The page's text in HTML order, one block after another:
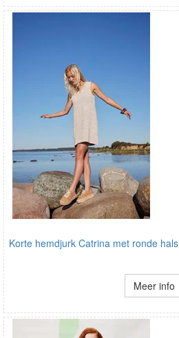
Korte hemdjurk Catrina met ronde hals
Meer info